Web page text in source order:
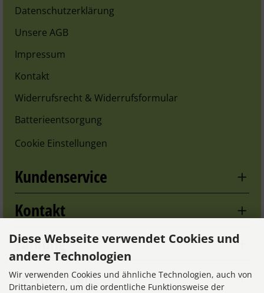
Datenschutzerklärung
Unsere AGB
Impressum
Kontakt
Widerrufsrecht & Widerrufsformular
Batterieentsorgung
Cookie Einstellungen
Kundenservice
Kontakt
Zahlung
Zertifizierung
Diese Webseite verwendet Cookies und
andere Technologien
Wir verwenden Cookies und ähnliche Technologien, auch von
Drittanbietern, um die ordentliche Funktionsweise der